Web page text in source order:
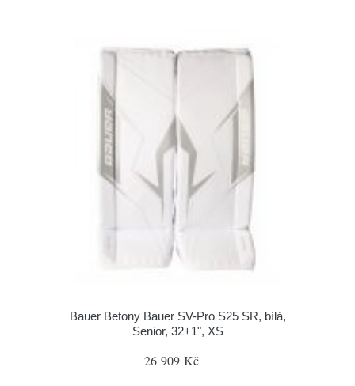
Bauer Betony Bauer SV-Pro S25 SR, bílá,
Senior, 32+1", XS
26 909 Kč